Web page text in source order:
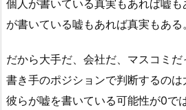
個人が書いている真実もあれば嘘
が書いている嘘もあれば真実もある
だから大手だ、会社だ、マスコミ
書き手のポジションで判断するの
彼らが嘘を書いている可能性が0で